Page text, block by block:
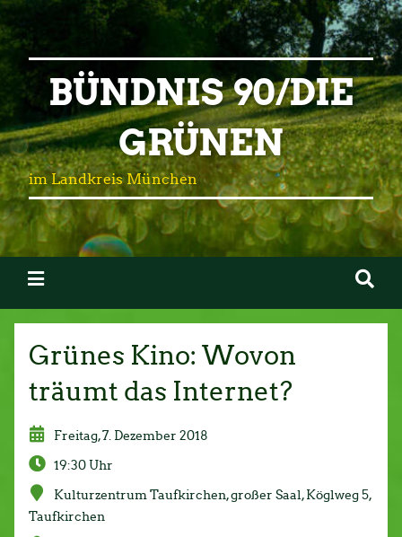
BÜNDNIS 90/DIE
GRÜNEN
im Landkreis München
Grünes Kino: Wovon
träumt das Internet?
Freitag, 7. Dezember 2018
19:30 Uhr
Kul­tur­zen­trum Tauf­kir­chen, großer Saal, Köglweg 5,
Tauf­kir­chen